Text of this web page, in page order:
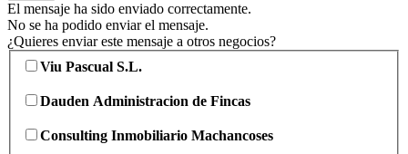
El mensaje ha sido enviado correctamente.
No se ha podido enviar el mensaje.
¿Quieres enviar este mensaje a otros negocios?
Viu Pascual S.L.
Dauden Administracion de Fincas
Consulting Inmobiliario Machancoses